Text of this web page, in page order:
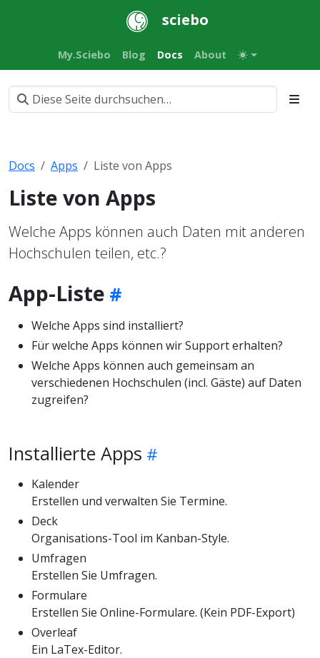
sciebo
My.Sciebo Blog Docs About
Docs Apps Liste von Apps
Liste von Apps
Welche Apps können auch Daten mit anderen
Hochschulen teilen, etc.?
App-Liste
Welche Apps sind installiert?
Für welche Apps können wir Support erhalten?
Welche Apps können auch gemeinsam an
verschiedenen Hochschulen (incl. Gäste) auf Daten
zugreifen?
Installierte Apps
Kalender
Erstellen und verwalten Sie Termine.
Deck
Organisations-Tool im Kanban-Style.
Umfragen
Erstellen Sie Umfragen.
Formulare
Erstellen Sie Online-Formulare. (Kein PDF-Export)
Overleaf
Ein LaTex-Editor.